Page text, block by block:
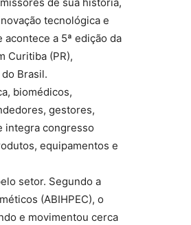
tecnológica e
a 5ª edição da
Curitiba (PR),
Brasil.
biomédicos,
gestores,
integra congresso
equipamentos e
setor. Segundo a
(ABIHPEC), o
e movimentou cerca